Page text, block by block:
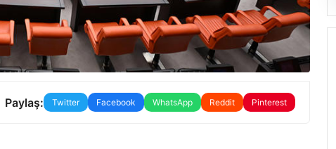
Paylaş: Twitter Facebook WhatsApp Reddit Pinterest